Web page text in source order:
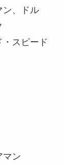
ン、ドル
スピード
ン